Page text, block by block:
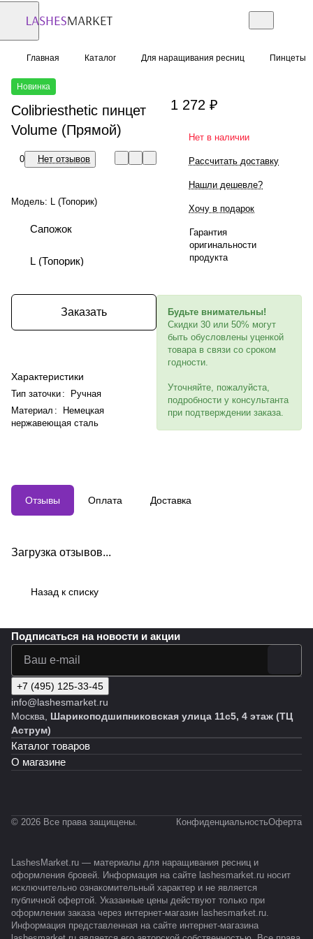
Главная Каталог Для наращивания ресниц Пинцеты
Новинка
Colibriesthetic пинцет
Volume (Прямой)
0 Нет отзывов
Модель: L (Топорик)
Сапожок
L (Топорик)
Заказать
Характеристики
Тип заточки :
Ручная
Материал :
Немецкая
нержавеющая сталь
1 272 ₽
Нет в наличии
Рассчитать доставку
Нашли дешевле?
Хочу в подарок
Гарантия
оригинальности
продукта
Будьте внимательны!
Скидки 30 или 50% могут
быть обусловлены уценкой
товара в связи со сроком
годности.
Уточняйте, пожалуйста,
подробности у консультанта
при подтверждении заказа.
Отзывы Оплата Доставка
Загрузка отзывов...
Назад к списку
Подписаться на новости и акции
+7 (495) 125-33-45
info@lashesmarket.ru
Москва, Шарикоподшипниковская улица 11с5, 4 этаж (ТЦ
Аструм)
Каталог товаров
О магазине
© 2026 Все права защищены. КонфиденциальностьОферта
LashesMarket.ru — материалы для наращивания ресниц и
оформления бровей. Информация на сайте lashesmarket.ru носит
исключительно ознакомительный характер и не является
публичной офертой. Указанные цены действуют только при
оформлении заказа через интернет-магазин lashesmarket.ru.
Информация представленная на сайте интернет-магазина